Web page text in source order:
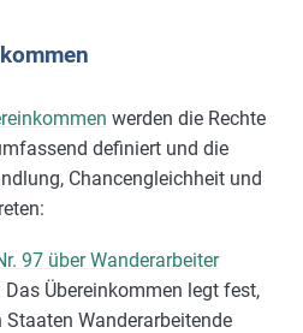
werden die Rechte
definiert und die
Chancengleichheit und
97 über Wanderarbeiter
Das Übereinkommen legt fest,
Wanderarbeitende